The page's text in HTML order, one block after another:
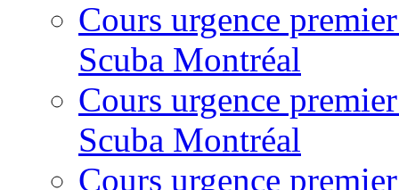
Cours urgence
Scuba Montréal
Cours urgence
Scuba Montréal
Cours urgence